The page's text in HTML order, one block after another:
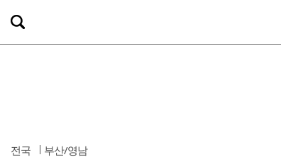
전국 부산/영남